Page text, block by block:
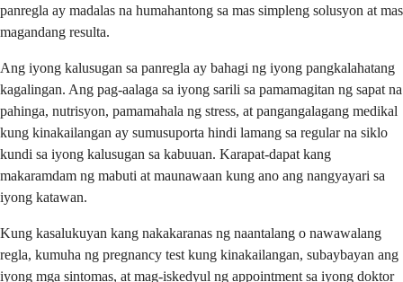
panregla ay madalas na humahantong sa mas simpleng solusyon at mas
magandang resulta.
Ang iyong kalusugan sa panregla ay bahagi ng iyong pangkalahatang
kagalingan. Ang pag-aalaga sa iyong sarili sa pamamagitan ng sapat na
pahinga, nutrisyon, pamamahala ng stress, at pangangalagang medikal
kung kinakailangan ay sumusuporta hindi lamang sa regular na siklo
kundi sa iyong kalusugan sa kabuuan. Karapat-dapat kang
makaramdam ng mabuti at maunawaan kung ano ang nangyayari sa
iyong katawan.
Kung kasalukuyan kang nakakaranas ng naantalang o nawawalang
regla, kumuha ng pregnancy test kung kinakailangan, subaybayan ang
iyong mga sintomas, at mag-iskedyul ng appointment sa iyong doktor